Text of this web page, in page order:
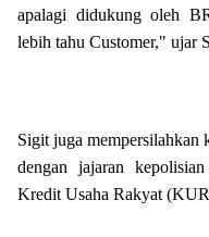
apalagi didukung oleh
lebih tahu Customer," ujar
Sigit juga mempersilahkan
dengan jajaran
Kredit Usaha Rakyat